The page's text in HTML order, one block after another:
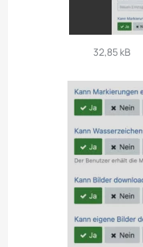
32,85 kB